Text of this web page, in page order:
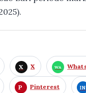
X
Pinterest